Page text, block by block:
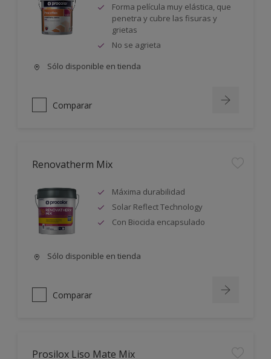
Forma película muy elástica, que
penetra y cubre las fisuras y
grietas
No se agrieta
Sólo disponible en tienda
Comparar
Renovatherm Mix
Máxima durabilidad
Solar Reflect Technology
Con Biocida encapsulado
Sólo disponible en tienda
Comparar
Prosilox Liso Mate Mix